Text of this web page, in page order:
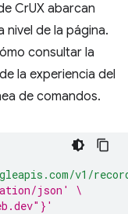
CrUX abarcan
nivel de la página.
consultar la
la experiencia del
de comandos.
v1/
json' \